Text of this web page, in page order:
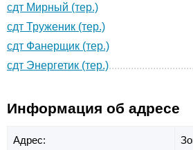
сдт Мирный (тер.)
сдт Труженик (тер.)
сдт Фанерщик (тер.)
сдт Энергетик (тер.)
Информация об адресе
Адрес: